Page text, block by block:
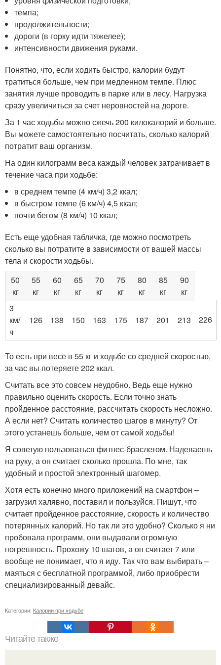
темпа;
продолжительности;
дороги (в горку идти тяжелее);
интенсивности движения руками.
Понятно, что, если ходить быстро, калории будут
тратиться больше, чем при медленном темпе. Плюс
занятия лучше проводить в парке или в лесу. Нагрузка
сразу увеличиться за счет неровностей на дороге.
За 1 час ходьбы можно сжечь 200 килокалорий и больше.
Вы можете самостоятельно посчитать, сколько калорий
потратит ваш организм.
На один килограмм веса каждый человек затрачивает в
течение часа при ходьбе:
в среднем темпе (4 км/ч) 3,2 ккал;
в быстром темпе (6 км/ч) 4,5 ккал;
почти бегом (8 км/ч) 10 ккал;
Есть еще удобная табличка, где можно посмотреть
сколько вы потратите в зависимости от вашей массы
тела и скорости ходьбы.
50
кг
55
кг
60
кг
65
кг
70
кг
75
кг
80
кг
85
кг
90
кг
3
км/
ч
126 138 150 163 175 187 201 213 226
То есть при весе в 55 кг и ходьбе со средней скоростью,
за час вы потеряете 202 ккал.
Считать все это совсем неудобно. Ведь еще нужно
правильно оценить скорость. Если точно знать
пройденное расстояние, рассчитать скорость несложно.
А если нет? Считать количество шагов в минуту? От
этого устанешь больше, чем от самой ходьбы!
Я советую пользоваться фитнес-браслетом. Надеваешь
на руку, а он считает сколько прошла. По мне, так
удобный и простой электронный шагомер.
Хотя есть конечно много приложений на смартфон –
загрузил халявно, поставил и пользуйся. Пишут, что
считает пройденное расстояние, скорость и количество
потерянных калорий. Но так ли это удобно? Сколько я ни
пробовала программ, они выдавали огромную
погрешность. Прохожу 10 шагов, а он считает 7 или
вообще не понимает, что я иду. Так что вам выбирать –
маяться с бесплатной программой, либо приобрести
специализированный девайс.
Категории: Калории при ходьбе
Читайте также